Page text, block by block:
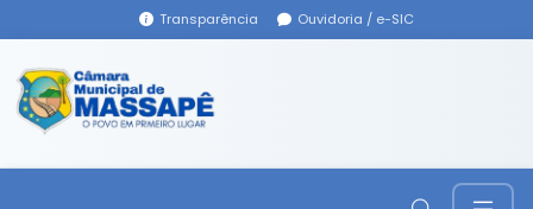
Transparência Ouvidoria / e-SIC